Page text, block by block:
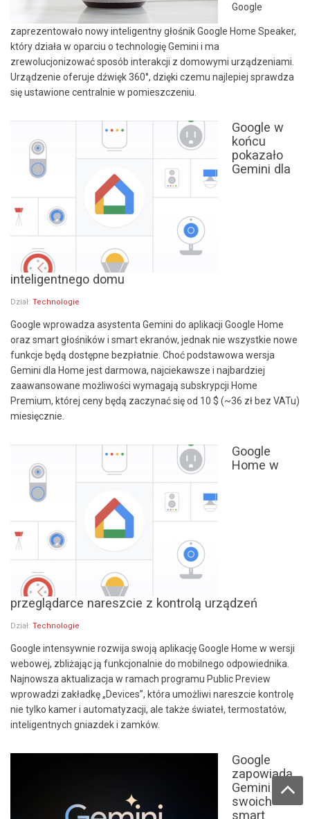
Google
zaprezentowało nowy inteligentny głośnik Google Home Speaker,
który działa w oparciu o technologię Gemini i ma
zrewolucjonizować sposób interakcji z domowymi urządzeniami.
Urządzenie oferuje dźwięk 360°, dzięki czemu najlepiej sprawdza
się ustawione centralnie w pomieszczeniu.
Google w
końcu
pokazało
Gemini dla
inteligentnego domu
Dział: Technologie
Google wprowadza asystenta Gemini do aplikacji Google Home
oraz smart głośników i smart ekranów, jednak nie wszystkie nowe
funkcje będą dostępne bezpłatnie. Choć podstawowa wersja
Gemini dla Home jest darmowa, najciekawsze i najbardziej
zaawansowane możliwości wymagają subskrypcji Home
Premium, której ceny będą zaczynać się od 10 $ (~36 zł bez VATu)
miesięcznie.
Google
Home w
przeglądarce nareszcie z kontrolą urządzeń
Dział: Technologie
Google intensywnie rozwija swoją aplikację Google Home w wersji
webowej, zbliżając ją funkcjonalnie do mobilnego odpowiednika.
Najnowsza aktualizacja w ramach programu Public Preview
wprowadzi zakładkę „Devices”, która umożliwi nareszcie kontrolę
nie tylko kamer i automatyzacji, ale także świateł, termostatów,
inteligentnych gniazdek i zamków.
Google
zapowiada
Gemini dla
swoich
smart